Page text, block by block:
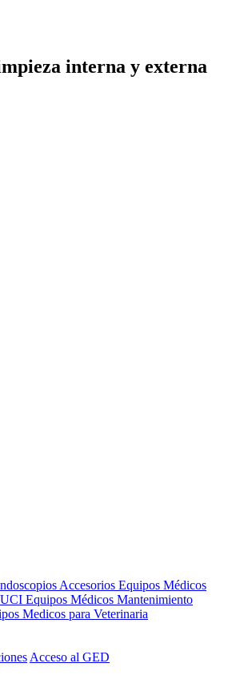
interna y externa
Accesorios Equipos Médicos
UCI Equipos Médicos Mantenimiento
Medicos para Veterinaria
Acceso al GED